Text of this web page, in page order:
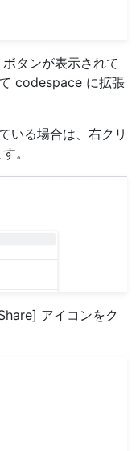
ボタンが表示されて
codespace に拡張
いる場合は、右クリ
。
アイコンをク